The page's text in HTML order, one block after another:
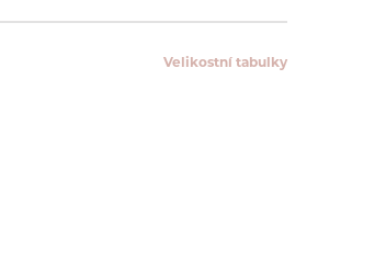
Velikostní tabulky